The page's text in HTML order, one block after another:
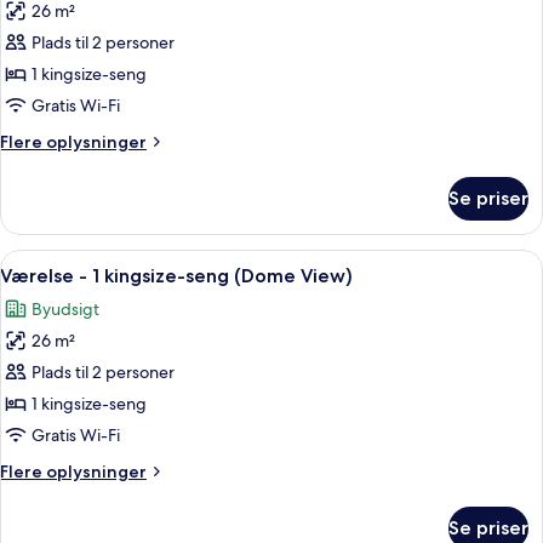
billeder
af
Værelse
-
1
kingsize-
26 m²
Plads til 2 personer
1 kingsize-seng
Gratis Wi-Fi
Flere oplysninger
Flere
-
kingsize-
Se priser
Indlæs
alle
billeder
af
Værelse
-
1
seng
Et hotelværelse med en stor seng,
6
Værelse - 1 kingsize-seng (Dome View)
Byudsigt
26 m²
Plads til 2 personer
1 kingsize-seng
Gratis Wi-Fi
Flere oplysninger
Flere
Se priser